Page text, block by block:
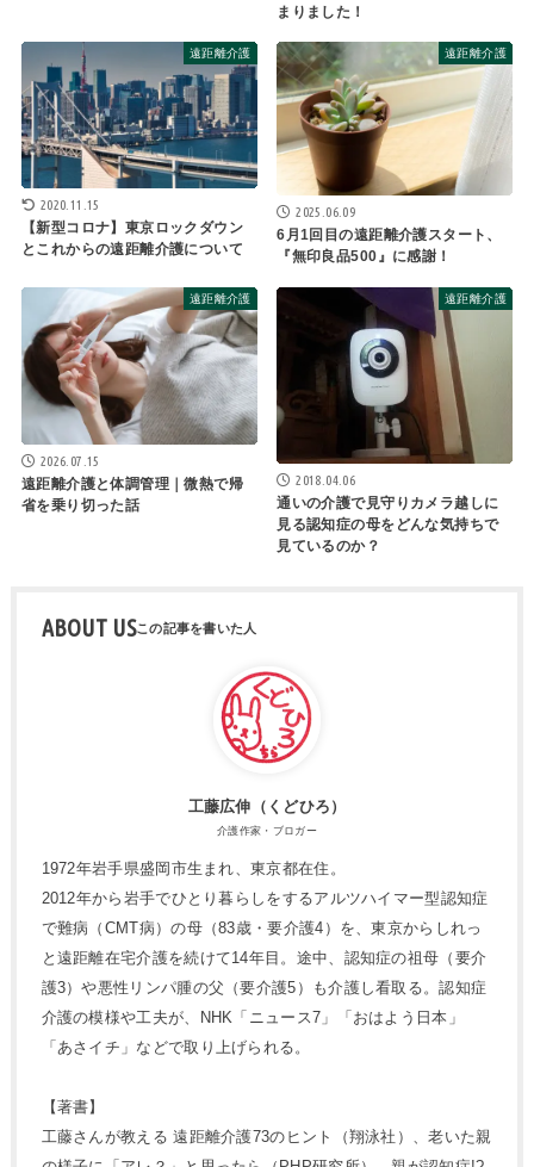
まりました！
遠距離介護
2020.11.15
【新型コロナ】東京ロックダウン
とこれからの遠距離介護について
遠距離介護
2025.06.09
6月1回目の遠距離介護スタート、
『無印良品500』に感謝！
遠距離介護
2026.07.15
遠距離介護と体調管理｜微熱で帰
省を乗り切った話
遠距離介護
2018.04.06
通いの介護で見守りカメラ越しに
見る認知症の母をどんな気持ちで
見ているのか？
ABOUT US
工藤広伸（くどひろ）
介護作家・ブロガー
1972年岩手県盛岡市生まれ、東京都在住。
2012年から岩手でひとり暮らしをするアルツハイマー型認知症
で難病（CMT病）の母（83歳・要介護4）を、東京からしれっ
と遠距離在宅介護を続けて14年目。途中、認知症の祖母（要介
護3）や悪性リンパ腫の父（要介護5）も介護し看取る。認知症
介護の模様や工夫が、NHK「ニュース7」「おはよう日本」
「あさイチ」などで取り上げられる。
【著書】
工藤さんが教える 遠距離介護73のヒント（翔泳社）、老いた親